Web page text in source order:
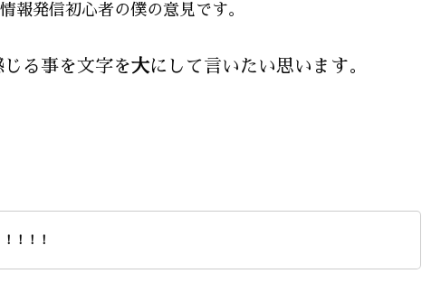
報発信初心者の僕の意見です。
る事を文字を大にして言いたい思います。
！！！